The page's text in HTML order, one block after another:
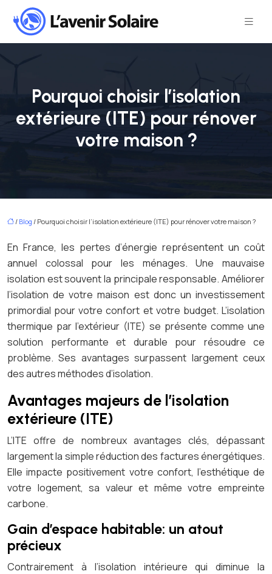
Pourquoi choisir l’isolation
extérieure (ITE) pour rénover
votre maison ?
/ Blog / Pourquoi choisir l’isolation extérieure (ITE) pour rénover votre maison ?
En France, les pertes d’énergie représentent un coût
annuel colossal pour les ménages. Une mauvaise
isolation est souvent la principale responsable. Améliorer
l’isolation de votre maison est donc un investissement
primordial pour votre confort et votre budget. L’isolation
thermique par l’extérieur (ITE) se présente comme une
solution performante et durable pour résoudre ce
problème. Ses avantages surpassent largement ceux
des autres méthodes d’isolation.
Avantages majeurs de l’isolation
extérieure (ITE)
L’ITE offre de nombreux avantages clés, dépassant
largement la simple réduction des factures énergétiques.
Elle impacte positivement votre confort, l’esthétique de
votre logement, sa valeur et même votre empreinte
carbone.
Gain d’espace habitable: un atout
précieux
Contrairement à l’isolation intérieure qui diminue la